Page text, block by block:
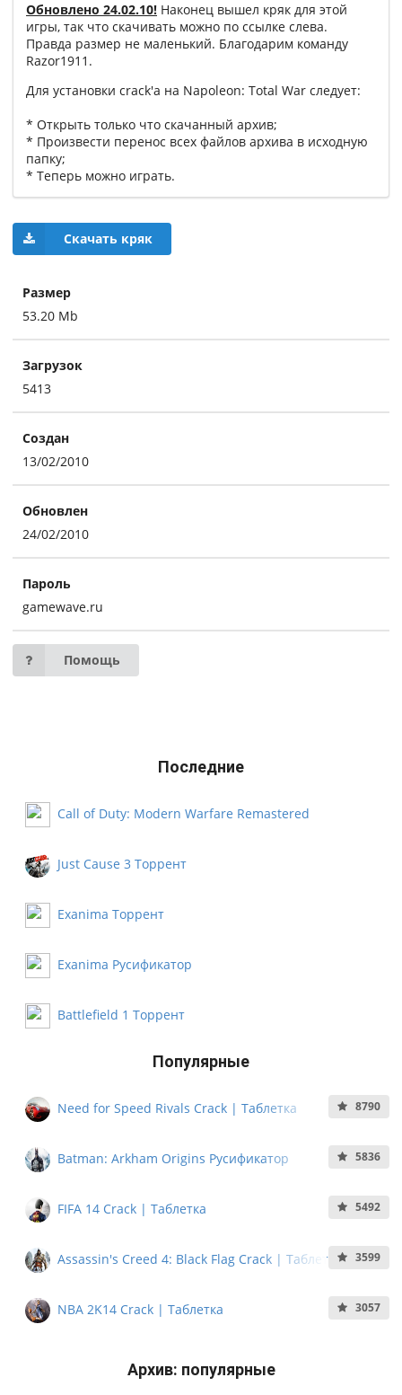
Обновлено 24.02.10! Наконец вышел кряк для этой
игры, так что скачивать можно по ссылке слева.
Правда размер не маленький. Благодарим команду
Razor1911.
Для установки crack'а на Napoleon: Total War следует:
* Открыть только что скачанный архив;
* Произвести перенос всех файлов архива в исходную
папку;
* Теперь можно играть.
Скачать кряк
Размер
53.20 Mb
Загрузок
5413
Создан
13/02/2010
Обновлен
24/02/2010
Пароль
gamewave.ru
Помощь
Последние
Call of Duty: Modern Warfare Remastered
Just Cause 3 Торрент
Exanima Торрент
Exanima Русификатор
Battlefield 1 Торрент
Популярные
Need for Speed Rivals Crack | Таблетка 8790
Batman: Arkham Origins Русификатор 5836
FIFA 14 Crack | Таблетка 5492
Assassin's Creed 4: Black Flag Crack | Таблетка 3599
NBA 2K14 Crack | Таблетка 3057
Архив: популярные